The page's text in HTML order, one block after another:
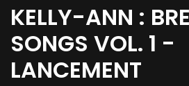
KELLY-ANN :
SONGS VOL. 1 -
LANCEMENT